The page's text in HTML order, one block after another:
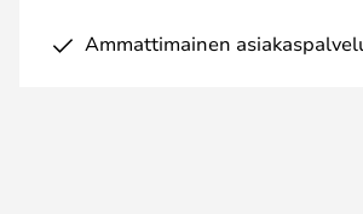
Ammattimainen